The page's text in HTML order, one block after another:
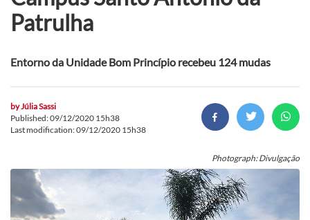
Patrulha
Entorno da Unidade Bom Princípio recebeu 124 mudas
byJúlia Sassi
Published: 09/12/2020 15h38
Last modification: 09/12/2020 15h38
Photograph: Divulgação